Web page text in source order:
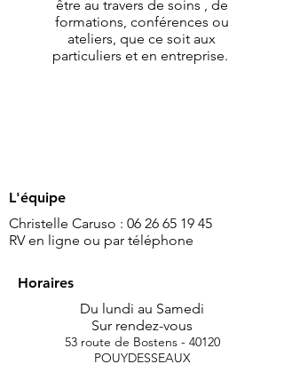
être au travers de soins , de
formations, conférences ou
ateliers, que ce soit aux
particuliers et en entreprise.
L'équipe
​Christelle Caruso : 06 26 65 19 45
RV en ligne ou par téléphone
Horaires
Du lundi au Samedi
Sur rendez-vous
53 route de Bostens - 40120
POUYDESSEAUX